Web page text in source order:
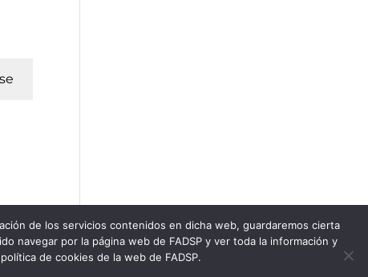
de los servicios contenidos en dicha web, guardaremos cierta
navegar por la página web de FADSP y ver toda la información y
de cookies de la web de FADSP.